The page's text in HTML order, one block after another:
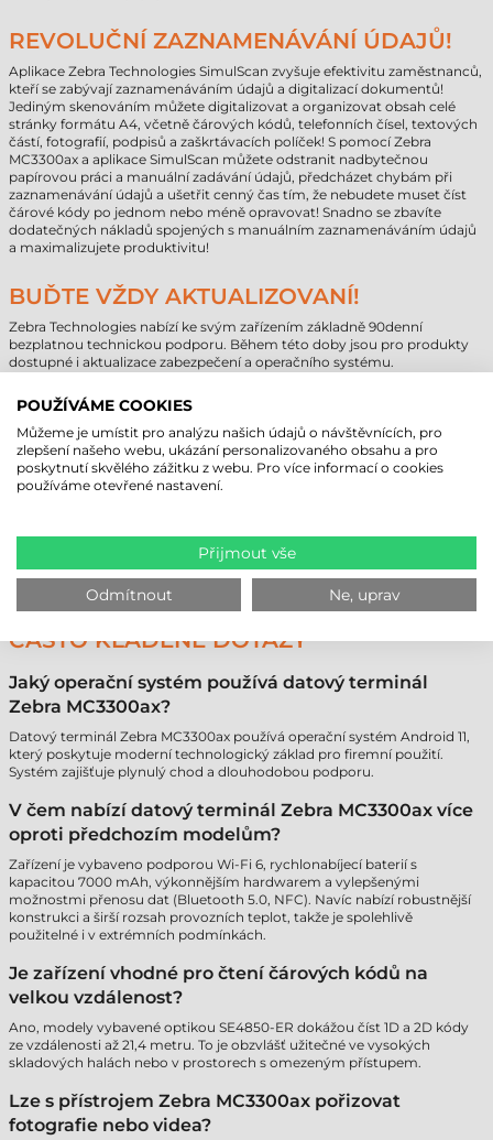
REVOLUČNÍ ZAZNAMENÁVÁNÍ ÚDAJŮ!
Aplikace Zebra Technologies SimulScan zvyšuje efektivitu zaměstnanců,
kteří se zabývají zaznamenáváním údajů a digitalizací dokumentů!
Jediným skenováním můžete digitalizovat a organizovat obsah celé
stránky formátu A4, včetně čárových kódů, telefonních čísel, textových
částí, fotografií, podpisů a zaškrtávacích políček! S pomocí Zebra
MC3300ax a aplikace SimulScan můžete odstranit nadbytečnou
papírovou práci a manuální zadávání údajů, předcházet chybám při
zaznamenávání údajů a ušetřit cenný čas tím, že nebudete muset číst
čárové kódy po jednom nebo méně opravovat! Snadno se zbavíte
dodatečných nákladů spojených s manuálním zaznamenáváním údajů
a maximalizujete produktivitu!
BUĎTE VŽDY AKTUALIZOVANÍ!
Zebra Technologies nabízí ke svým zařízením základně 90denní
bezplatnou technickou podporu. Během této doby jsou pro produkty
dostupné i aktualizace zabezpečení a operačního systému.
a aktuální i po uplynutí této doby, doporučujeme zakoupit rozšířenou
záruku Zebra OneCare. Takto můžete zajistit návratnost své investice na
mnoho let!
Při nákupu sběrače dat nebo průmyslových tabletů vezměte na
vědomí, že kromě operačního systému a vlastních aplikací Zebra
zařízení neobsahují předinstalovaný software na správu údajů nebo
efektivitě. V případě potřeby se poraďte s našimi odbornými kolegy!
ČASTO KLADENÉ DOTAZY
Jaký operační systém používá datový terminál
Zebra MC3300ax?
Datový terminál Zebra MC3300ax používá operační systém Android 11,
který poskytuje moderní technologický základ pro firemní použití.
Systém zajišťuje plynulý chod a dlouhodobou podporu.
V čem nabízí datový terminál Zebra MC3300ax více
oproti předchozím modelům?
Zařízení je vybaveno podporou Wi-Fi 6, rychlonabíjecí baterií s
kapacitou 7000 mAh, výkonnějším hardwarem a vylepšenými
možnostmi přenosu dat (Bluetooth 5.0, NFC). Navíc nabízí robustnější
konstrukci a širší rozsah provozních teplot, takže je spolehlivě
použitelné i v extrémních podmínkách.
Je zařízení vhodné pro čtení čárových kódů na
velkou vzdálenost?
Ano, modely vybavené optikou SE4850-ER dokážou číst 1D a 2D kódy
ze vzdálenosti až 21,4 metru. To je obzvlášť užitečné ve vysokých
skladových halách nebo v prostorech s omezeným přístupem.
Lze s přístrojem Zebra MC3300ax pořizovat
fotografie nebo videa?
POUŽÍVÁME COOKIES
Můžeme je umístit pro analýzu našich údajů o návštěvnících, pro
zlepšení našeho webu, ukázání personalizovaného obsahu a pro
poskytnutí skvělého zážitku z webu. Pro více informací o cookies
používáme otevřené nastavení.
Přijmout vše
Odmítnout Ne, uprav